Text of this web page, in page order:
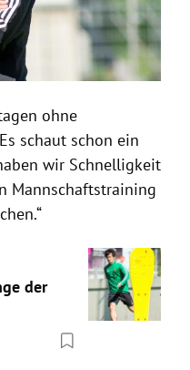
ohne
schaut schon ein
wir Schnelligkeit
Mannschaftstraining
der